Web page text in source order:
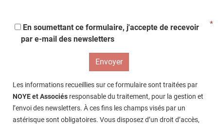
En soumettant ce formulaire, j'accepte de recevoir
par e-mail des newsletters
Envoyer
Les informations recueillies sur ce formulaire sont traitées par
NOYE et Associés responsable du traitement, pour la gestion et
l’envoi des newsletters. À ces fins les champs visés par un
astérisque sont obligatoires. Vous disposez d’un droit d’accès,